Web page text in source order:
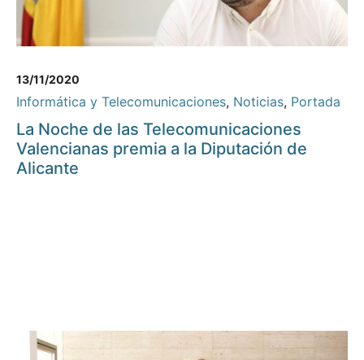
13/11/2020
Informática y Telecomunicaciones, Noticias, Portada
La Noche de las Telecomunicaciones
Valencianas premia a la Diputación de
Alicante